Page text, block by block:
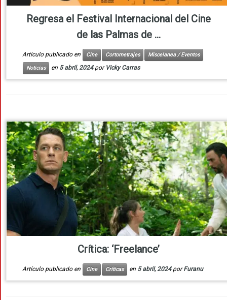
Regresa el Festival Internacional del Cine
de las Palmas de ...
Artículo publicado en Cine Cortometrajes
Miscelanea / Eventos
Noticias
en 5 abril, 2024 por Vicky Carras
Crítica: ‘Freelance’
Artículo publicado en Cine Críticas en 5 abril, 2024 porFuranu